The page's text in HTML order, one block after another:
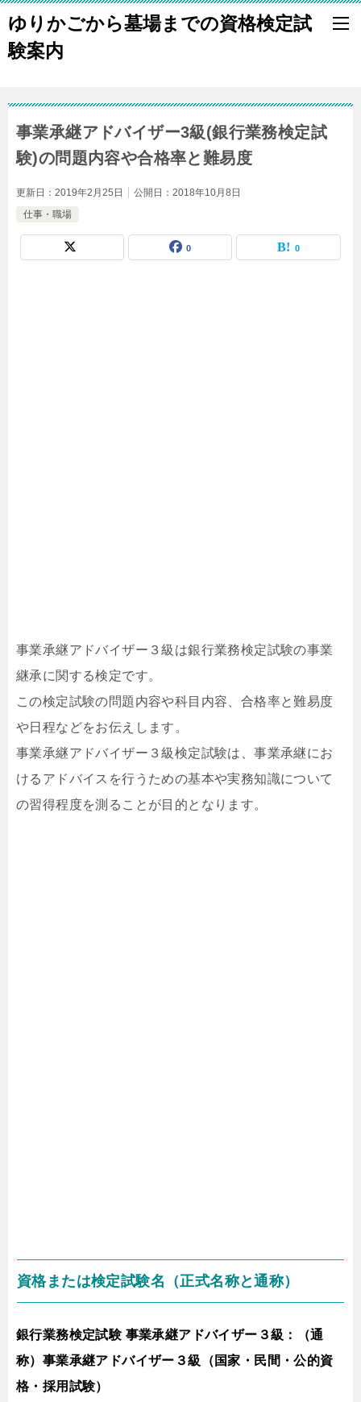
ゆりかごから墓場までの資格検定試
験案内
事業承継アドバイザー3級(銀行業務検定試
験)の問題内容や合格率と難易度
更新日： 2019年2月25日 公開日： 2018年10月8日
仕事・職場
0 0
事業承継アドバイザー３級は銀行業務検定試験の事業
継承に関する検定です。
この検定試験の問題内容や科目内容、合格率と難易度
や日程などをお伝えします。
事業承継アドバイザー３級検定試験は、事業承継にお
けるアドバイスを行うための基本や実務知識について
の習得程度を測ることが目的となります。
資格または検定試験名（正式名称と通称）
銀行業務検定試験 事業承継アドバイザー３級：（通
称）事業承継アドバイザー３級（国家・民間・公的資
格・採用試験）